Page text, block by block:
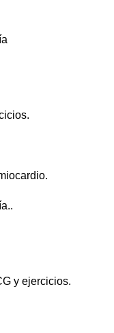
y ejercicios.